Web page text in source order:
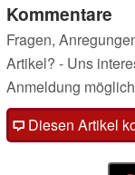
Kommentare
Fragen,
Artikel? - Uns
Anmeldung
Diesen Artikel